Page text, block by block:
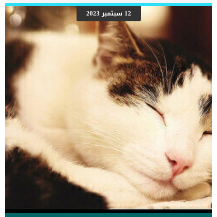
رعاية المسنين أو قد تفكر في القتل الرحيم. يمكننا اختصار هذه العلامات
على شكل مجموعة من المراحل التى يتدرجها الكلب الى ان يصل الى
النهاية. اهم علامات وفاة الكلاب بسبب قصور القلب الاحتقانى كما ذكرنا
ستكون هذه العلامات عبارة عن مراحل متدرجة الى المرحلة الاخيرة وهى
الوفاة. _المرحلة الاولى, تظهر ان الكلب معرض لخطر الإصابة بسرطان
القلب ، ولكن ليس لديه أعراض ولا تغييرات في القلب. _المرحلة
الثانية,يعاني الكلب […]
12 سبتمبر 2023